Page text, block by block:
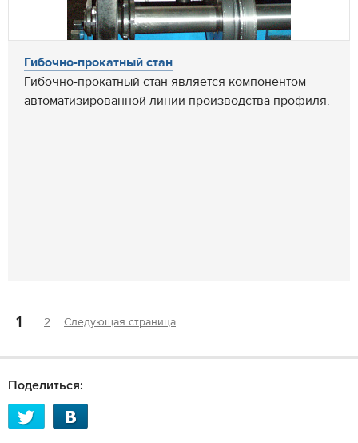
Гибочно-прокатный стан
Гибочно-прокатный стан является компонентом
автоматизированной линии производства профиля.
1 2 Следующая страница
Поделиться: